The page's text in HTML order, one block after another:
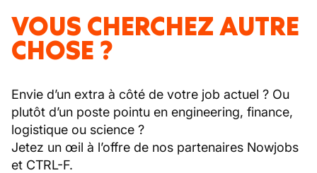
VOUS CHERCHEZ AUTRE
CHOSE ?
Envie d’un extra à côté de votre job actuel ? Ou
plutôt d’un poste pointu en engineering, finance,
logistique ou science ?
Jetez un œil à l’offre de nos partenaires Nowjobs
et CTRL-F.